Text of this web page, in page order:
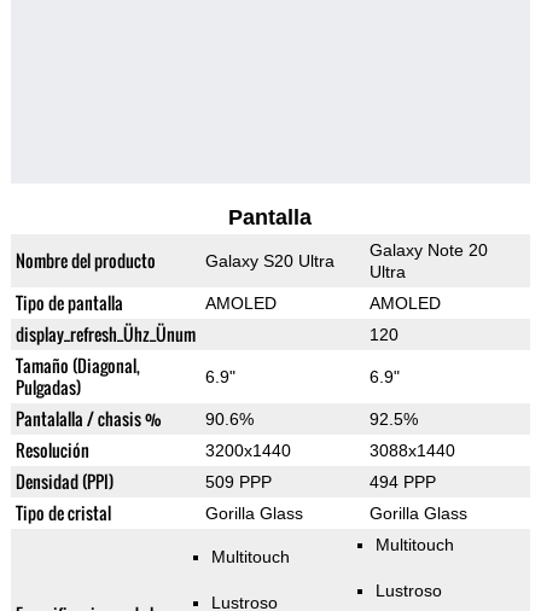
Pantalla
Nombre del producto Galaxy S20 Ultra
Galaxy Note 20
Ultra
Tipo de pantalla AMOLED AMOLED
display_refresh_Ühz_Ünum 120
Tamaño (Diagonal,
Pulgadas)
6.9" 6.9"
Pantalalla / chasis % 90.6% 92.5%
Resolución 3200x1440 3088x1440
Densidad (PPI) 509 PPP 494 PPP
Tipo de cristal Gorilla Glass Gorilla Glass
Multitouch
Lustroso
Multitouch
Lustroso